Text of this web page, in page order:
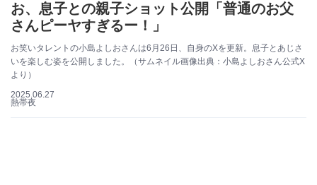
お、息子との親子ショット公開「普通のお父
さんピーヤすぎるー！」
お笑いタレントの小島よしおさんは6月26日、自身のXを更新。息子とあじさ
いを楽しむ姿を公開しました。（サムネイル画像出典：小島よしおさん公式X
より）
2025.06.27
熱帯夜